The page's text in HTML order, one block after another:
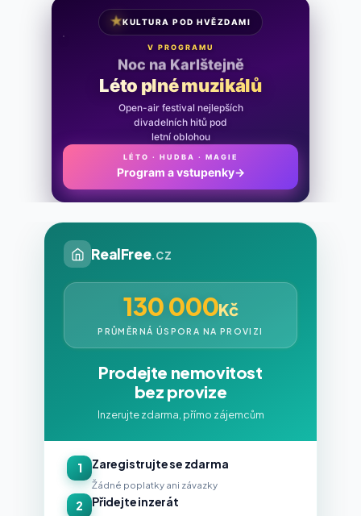
★KULTURA POD HVĚZDAMI
V PROGRAMU
Noc na Karlštejně
Léto plné muzikálů
Open-air festival nejlepších
divadelních hitů pod
letní oblohou
LÉTO · HUDBA · MAGIE
Program a vstupenky →
RealFree.cz
130 000Kč
PRŮMĚRNÁ ÚSPORA NA PROVIZI
Prodejte nemovitost
bez provize
Inzerujte zdarma, přímo zájemcům
1 Zaregistrujte se zdarma
Žádné poplatky ani závazky
2 Přidejte inzerát